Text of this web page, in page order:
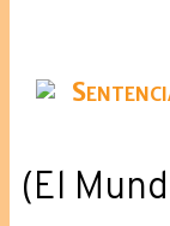
(El